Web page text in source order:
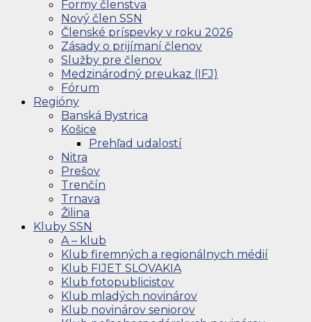
Formy členstva
Nový člen SSN
Členské príspevky v roku 2026
Zásady o prijímaní členov
Služby pre členov
Medzinárodný preukaz (IFJ)
Fórum
Regióny
Banská Bystrica
Košice
Prehľad udalostí
Nitra
Prešov
Trenčín
Trnava
Žilina
Kluby SSN
A – klub
Klub firemných a regionálnych médií
Klub FIJET SLOVAKIA
Klub fotopublicistov
Klub mladých novinárov
Klub novinárov seniorov